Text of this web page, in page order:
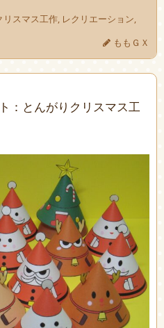
リスマス工作, レクリエーション,
ももＧＸ
：とんがりクリスマス工